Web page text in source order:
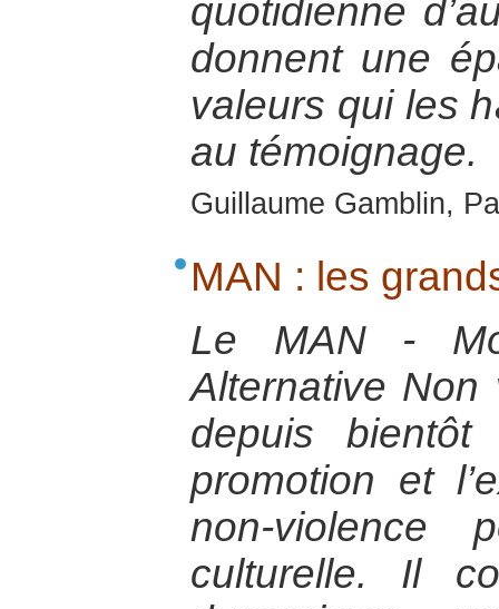
quotidienne
donnent une
valeurs qui les
au témoignage.
Guillaume Gamblin,
MAN : les
Le MAN -
Alternative
depuis
promotion et
non-violence
culturelle. Il